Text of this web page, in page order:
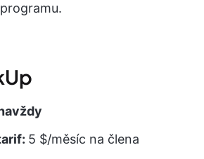
5 $/měsíc na člena